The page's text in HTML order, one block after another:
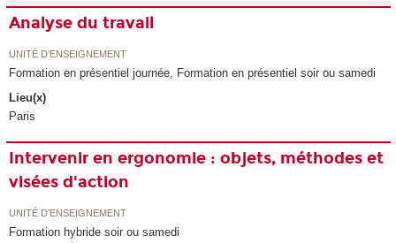
Analyse du travail
UNITÉ D’ENSEIGNEMENT
Formation en présentiel journée, Formation en présentiel soir ou samedi
Lieu(x)
Paris
Intervenir en ergonomie : objets, méthodes et
visées d'action
UNITÉ D’ENSEIGNEMENT
Formation hybride soir ou samedi